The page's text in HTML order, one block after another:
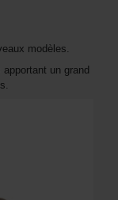
modèles.
un grand